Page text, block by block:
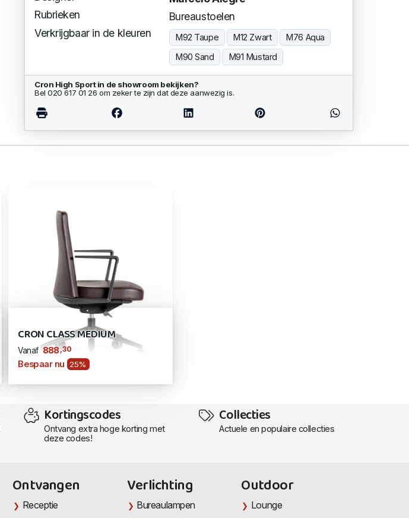
Rubrieken
Bureaustoelen
Verkrijgbaar in de kleuren
M92 Taupe M12 Zwart
M76 Aqua
M90 Sand
M91 Mustard
Cron High Sport in de showroom bekijken?
Bel 020 617 01 26 om zeker te zijn dat deze aanwezig is.
CRON CLASS MEDIUM
Vanaf 888,30
Bespaar nu 25%
Kortingscodes
Ontvang extra hoge korting met
deze codes!
Collecties
Actuele en populaire collecties
Ontvangen
Receptie
Verlichting
Bureaulampen
Outdoor
Lounge